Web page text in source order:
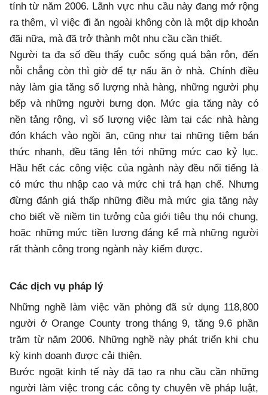
tính từ năm 2006. Lãnh vực nhu cầu này đang mở rộng
ra thêm, vì việc đi ăn ngoài không còn là một dịp khoản
đãi nữa, mà đã trở thành một nhu cầu cần thiết.
Người ta đa số đều thấy cuộc sống quá bận rộn, đến
nỗi chẳng còn thì giờ để tự nấu ăn ở nhà. Chính điều
này làm gia tăng số lượng nhà hàng, những người phụ
bếp và những người bưng dọn. Mức gia tăng này có
nền tảng rộng, vì số lượng việc làm tại các nhà hàng
đón khách vào ngồi ăn, cũng như tại những tiệm bán
thức nhanh, đều tăng lên tới những mức cao kỷ lục.
Hầu hết các công việc của ngành này đều nổi tiếng là
có mức thu nhập cao và mức chi trả hạn chế. Nhưng
đừng đánh giá thấp những điều mà mức gia tăng này
cho biết về niềm tin tưởng của giới tiêu thụ nói chung,
hoặc những mức tiền lương đáng kể mà những người
rất thành công trong ngành này kiếm được.
Các dịch vụ pháp lý
Những nghề làm việc văn phòng đã sử dụng 118,800
người ở Orange County trong tháng 9, tăng 9.6 phần
trăm từ năm 2006. Những nghề này phát triển khi chu
kỳ kinh doanh được cải thiện.
Bước ngoặt kinh tế này đã tạo ra nhu cầu cần những
người làm việc trong các công ty chuyên về pháp luật,